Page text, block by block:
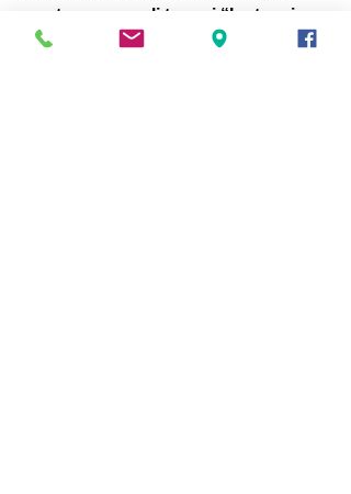
mostre personali tra cui “La tensione
di Achille” al Museo Civico, e